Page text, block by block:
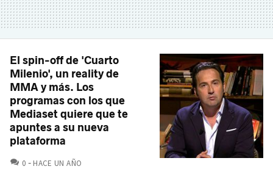
El spin-off de 'Cuarto
Milenio', un reality de
MMA y más. Los
programas con los que
Mediaset quiere que te
apuntes a su nueva
plataforma
0 COMENTARIOS
HACE UN AÑO